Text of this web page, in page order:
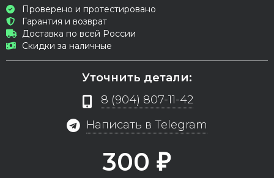
Проверено и протестировано
Гарантия и возврат
Доставка по всей России
Скидки за наличные
Уточнить детали:
8 (904) 807-11-42
Написать в Telegram
300 ₽